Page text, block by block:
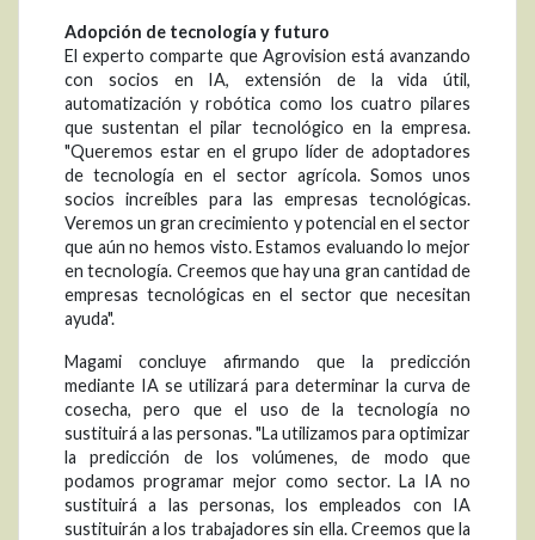
Adopción de tecnología y futuro
El experto comparte que Agrovision está avanzando
con socios en IA, extensión de la vida útil,
automatización y robótica como los cuatro pilares
que sustentan el pilar tecnológico en la empresa.
"Queremos estar en el grupo líder de adoptadores
de tecnología en el sector agrícola. Somos unos
socios increíbles para las empresas tecnológicas.
Veremos un gran crecimiento y potencial en el sector
que aún no hemos visto. Estamos evaluando lo mejor
en tecnología. Creemos que hay una gran cantidad de
empresas tecnológicas en el sector que necesitan
ayuda".
Magami concluye afirmando que la predicción
mediante IA se utilizará para determinar la curva de
cosecha, pero que el uso de la tecnología no
sustituirá a las personas. "La utilizamos para optimizar
la predicción de los volúmenes, de modo que
podamos programar mejor como sector. La IA no
sustituirá a las personas, los empleados con IA
sustituirán a los trabajadores sin ella. Creemos que la